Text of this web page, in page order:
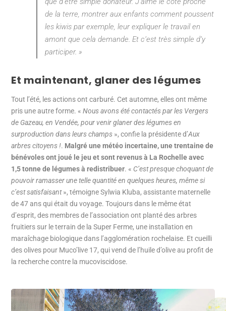
de la terre, montrer aux enfants comment poussent
les kiwis par exemple, leur expliquer le travail en
amont que cela demande. Et c’est très simple d’y
participer. »
Et maintenant, glaner des légumes
Tout l’été, les actions ont carburé. Cet automne, elles ont même
pris une autre forme. «Nous avons été contactés par les Vergers
de Gazeau, en Vendée, pour venir glaner des légumes en
surproduction dans leurs champs », confie la présidente d’Aux
arbres citoyens !. Malgré une météo incertaine, une trentaine de
bénévoles ont joué le jeu et sont revenus à La Rochelle avec
1,5 tonne de légumes à redistribuer. « C’est presque choquant de
pouvoir ramasser une telle quantité en quelques heures, même si
c’est satisfaisant», témoigne Sylwia Kluba, assistante maternelle
de 47 ans qui était du voyage. Toujours dans le même état
d’esprit, des membres de l’association ont planté des arbres
fruitiers sur le terrain de la Super Ferme, une installation en
maraîchage biologique dans l’agglomération rochelaise. Et cueilli
des olives pour Muco’live 17, qui vend de l’huile d’olive au profit de
la recherche contre la mucoviscidose.